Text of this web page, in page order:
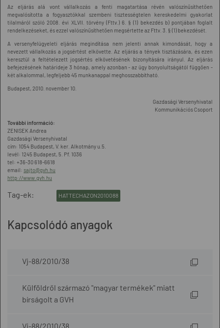
Az eljárás alá vont vállalkozás a fenti magatartása révén valószínűsíthetően
megvalósította a fogyasztókkal szembeni tisztességtelen kereskedelmi gyakorlat
tilalmáról szóló 2008. évi XLVII. törvény (Fttv.) 6. § (1) bekezdés b) pontjában foglalt
rendelkezéseket, és ezzel valószínűsíthetően megsértette az Fttv. 3. § (1) bekezdését.
A versenyfelügyeleti eljárás megindítása nem jelenti annak kimondását, hogy a
nevezett vállalkozás a jogsértést elkövette. Az eljárás a tények tisztázására, és ezen
keresztül a feltételezett jogsértés elkövetésének bizonyítására irányul. Az eljárás
befejezésének határideje 3 hónap, amely azonban - az ügy bonyolultságától függően -
két alkalommal, legfeljebb 45 munkanappal meghosszabbítható.
Budapest, 2010. november 10.
Gazdasági Versenyhivatal
Kommunikációs Csoport
További információ:
ZENISEK Andrea
Gazdasági Versenyhivatal
cím: 1054 Budapest, V. ker. Alkotmány u.5.
levél: 1245 Budapest, 5. Pf. 1036
tel: +36-30 618-6618
email: sajto@gvh.hu
http://www.gvh.hu
Tag-ek: HATTECHAZON2010088
Kapcsolódó anyagok
Vj-88/2010/38
Külföldről származó "magyar termékek" miatt
bírságolt a GVH
Vj-88/2010/38